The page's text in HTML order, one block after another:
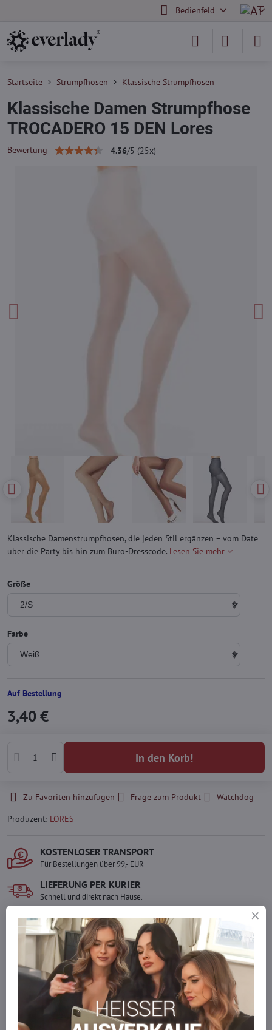
Bedienfeld
Startseite Strumpfhosen Klassische Strumpfhosen
Klassische Damen Strumpfhose
TROCADERO 15 DEN Lores
Bewertung 4.36/5 (25x)
Klassische Damenstrumpfhosen, die jeden Stil ergänzen – vom Date
über die Party bis hin zum Büro-Dresscode. Lesen Sie mehr
Größe
Farbe
Auf Bestellung
3,40 €
In den Korb!
Zu Favoriten hinzufügen Frage zum Produkt
Watchdog
Produzent: LORES
KOSTENLOSER TRANSPORT
Für Bestellungen über 99,- EUR
LIEFERUNG PER KURIER
Schnell und direkt nach Hause.
SICHERE ZAHLUNGEN
Gesicherte Online-Zahlungen
Ware auf Lager
Wir versenden sofort
Werden Sie Teil von everlady
Werden Sie Teil von everlady und genießen Sie einen 5 %
Mitgliedervorteilbei jedem Einkauf.
Der Vorteil wird automatisch im Warenkorb angewendet.